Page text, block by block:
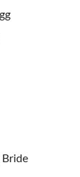
Bride